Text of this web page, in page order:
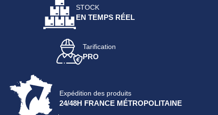
STOCK
EN TEMPS RÉEL
Tarification
PRO
Expédition des produits
24/48H FRANCE MÉTROPOLITAINE